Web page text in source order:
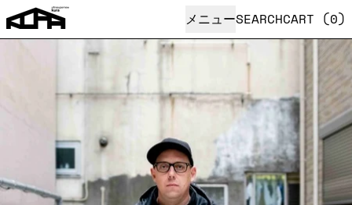
メニューSEARCHCART (0)